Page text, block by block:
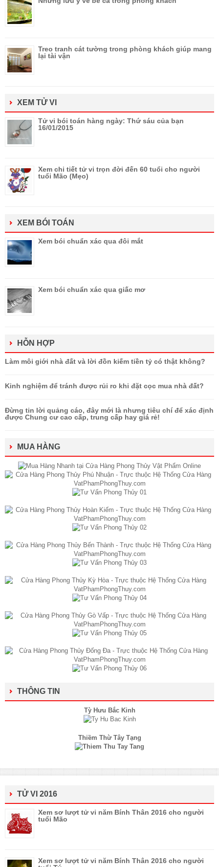
Treo tranh cát tường trong phòng khách giúp mang
lại tài vận
XEM TỬ VI
Tử vi bói toán hàng ngày: Thứ sáu của bạn
16/01/2015
Xem chi tiết tử vi trọn đời đến 60 tuổi cho người
tuổi Mão (Mẹo)
XEM BÓI TOÁN
Xem bói chuẩn xác qua đôi mắt
Xem bói chuẩn xác qua giấc mơ
HỖN HỢP
Làm môi giới nhà đất và lời đồn kiếm tiền tỷ có thật không?
Kinh nghiệm để tránh được rủi ro khi đặt cọc mua nhà đất?
Đừng tin lời quảng cáo, đây mới là nhưng tiêu chí để xác định
được Chung cư cao cấp, trung cấp hay giá rẻ!
MUA HÀNG
THÔNG TIN
Tỳ Hưu Bắc Kinh
Thiềm Thừ Tây Tạng
TỬ VI 2016
Xem sơ lượt tử vi năm Bính Thân 2016 cho người
tuổi Mão
Xem sơ lượt tử vi năm Bính Thân 2016 cho người